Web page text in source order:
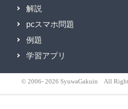
解説
pcスマホ問題
例題
学習アプリ
© 2006- 2026 SyuwaGakuin All